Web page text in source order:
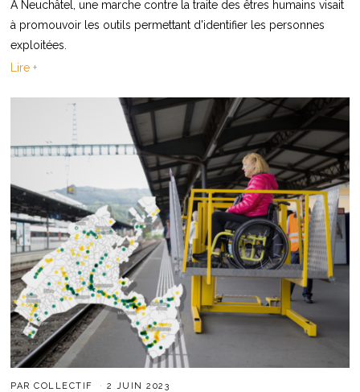
À Neuchâtel, une marche contre la traite des êtres humains visait
à promouvoir les outils permettant d'identifier les personnes
exploitées.
Lire +
PARCOLLECTIF 2 JUIN 2023